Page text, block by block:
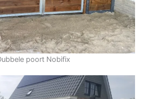
poort Nobifix